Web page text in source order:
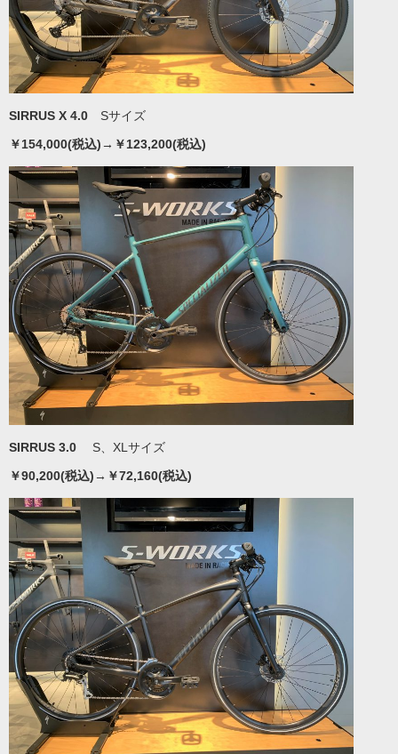
SIRRUS X 4.0 Sサイズ
￥154,000(税込)→￥123,200(税込)
SIRRUS 3.0 S、XLサイズ
￥90,200(税込)→￥72,160(税込)